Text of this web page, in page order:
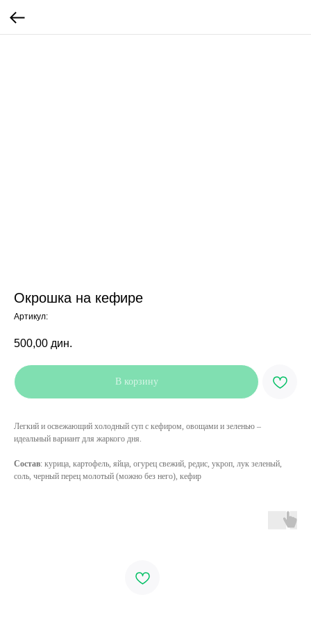
Окрошка на кефире
Артикул:
500,00 дин.
В корзину
Легкий и освежающий холодный суп с кефиром, овощами и зеленью –
идеальный вариант для жаркого дня.
Состав: курица, картофель, яйца, огурец свежий, редис, укроп, лук зеленый,
соль, черный перец молотый (можно без него), кефир